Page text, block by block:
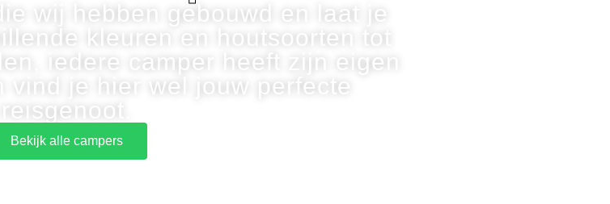
wij hebben gebouwd en laat je
kleuren en houtsoorten tot
iedere camper heeft zijn eigen
vind je hier wel jouw perfecte
reisgenoot.
Bekijk alle campers